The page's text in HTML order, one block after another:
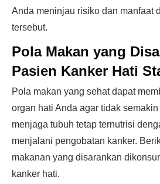
Anda meninjau risiko dan manfaat
tersebut.
Pola Makan yang
Pasien Kanker Hati
Pola makan yang sehat dapat
organ hati Anda agar tidak
menjaga tubuh tetap ternutrisi
menjalani pengobatan kanker.
makanan yang disarankan
kanker hati.